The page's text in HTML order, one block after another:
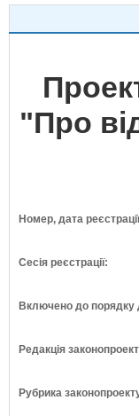
"Про
Номер, дата
Сесія реєстрації:
Включено до порядку
Редакція
Рубрика